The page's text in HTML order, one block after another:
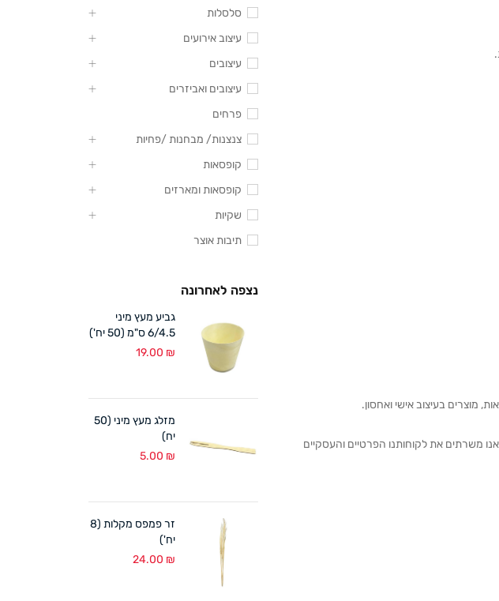
מוצרים בעיצוב אישי ואחסון.
התצוגה הגדול והמרשים ביותר בצפון המשתרע על 800 מטרים, וממנו אנו משרתים את לקוחותנו הפרטיים והעסקיים
סלסלות
עיצוב אירועים
עיצובים
עיצובים ואביזרים
פרחים
צנצנות/ מבחנות /פחיות
קופסאות
קופסאות ומארזים
שקיות
תיבות אוצר
נצפה לאחרונה
גביע מעץ מיני
6/4.5 ס"מ (50 יח')
19.00 ₪
מזלג מעץ מיני (50
יח)
5.00 ₪
זר פמפס מקלות (8
יח')
24.00 ₪